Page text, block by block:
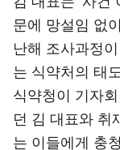
문에 망설임 없
난해 조사과정
는 식약처의 태
식약청이 기자
던 김 대표와 취
는 이들에게 충